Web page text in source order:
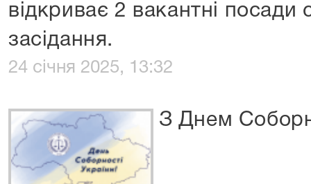
відкриває 2 вакантні посади
засідання.
24 січня 2025, 13:32
З Днем